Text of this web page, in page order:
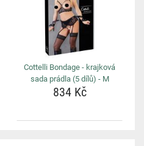
Cottelli Bondage - krajková
sada prádla (5 dílů) - M
834 Kč